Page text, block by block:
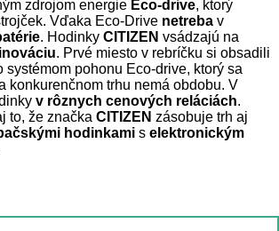
zdrojom energie Eco-drive, ktorý
Vďaka Eco-Drive netreba v
. Hodinky CITIZEN vsádzajú na
inováciu. Prvé miesto v rebríčku si obsadili
systémom pohonu Eco-drive, ktorý sa
konkurenčnom trhu nemá obdobu. V
v rôznych cenových reláciách.
to, že značka CITIZEN
hodinkami s elektronickým